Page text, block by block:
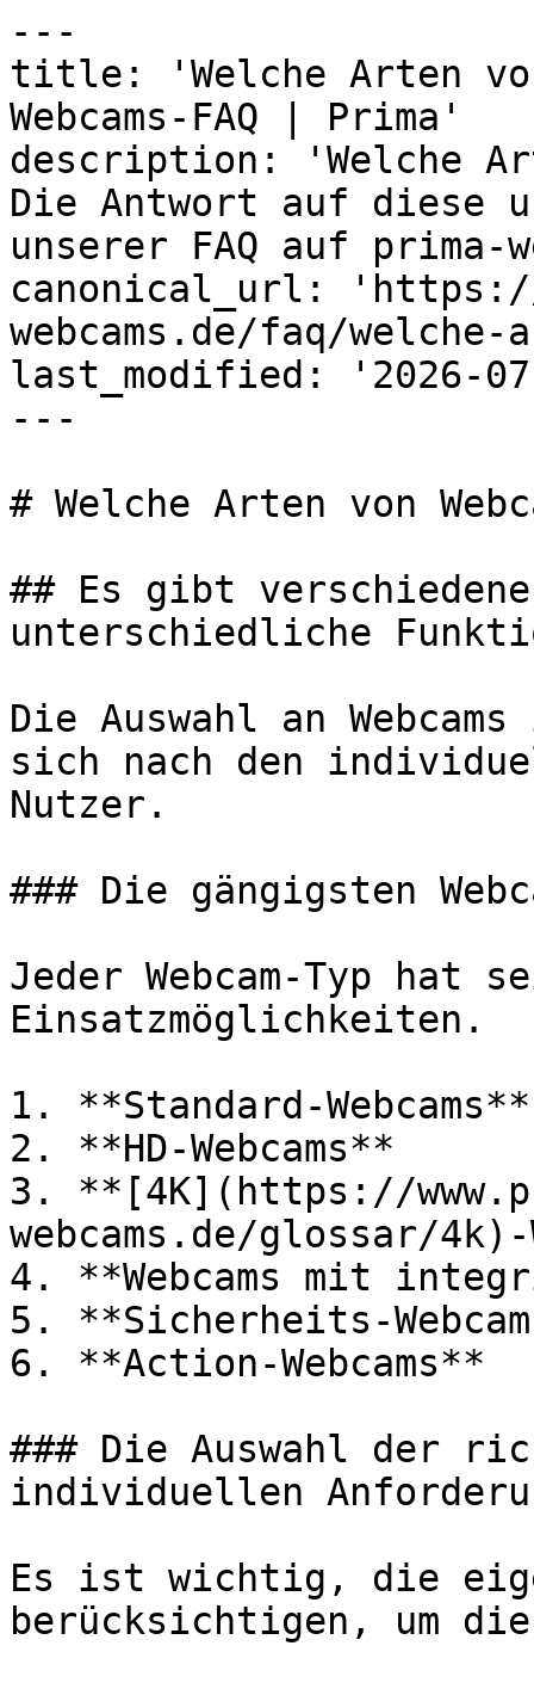
---
title: 'Welche Arten
Webcams-FAQ | Prima'
description: 'Welche
Die Antwort auf diese
unserer FAQ auf prima-
canonical_url: 'https://
webcams.de/faq/
last_modified: '2026-
---
# Welche Arten von
## Es gibt
unterschiedliche
Die Auswahl an
sich nach den
Nutzer.
### Die gängigsten
Jeder Webcam-Typ hat
Einsatzmöglichkeiten.
1. **Standard-Webcams**
2. **HD-Webcams**
3. **[4K](https://
webcams.de/glossar/4k)-
4. **Webcams mit
5. **Sicherheits-
6. **Action-Webcams**
### Die Auswahl der
individuellen
Es ist wichtig, die
berücksichtigen, um die